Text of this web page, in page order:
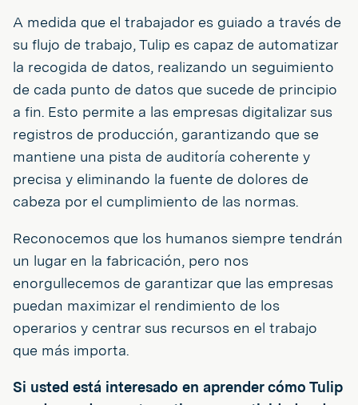
A medida que el trabajador es guiado a través de
su flujo de trabajo, Tulip es capaz de automatizar
la recogida de datos, realizando un seguimiento
de cada punto de datos que sucede de principio
a fin. Esto permite a las empresas digitalizar sus
registros de producción, garantizando que se
mantiene una pista de auditoría coherente y
precisa y eliminando la fuente de dolores de
cabeza por el cumplimiento de las normas.
Reconocemos que los humanos siempre tendrán
un lugar en la fabricación, pero nos
enorgullecemos de garantizar que las empresas
puedan maximizar el rendimiento de los
operarios y centrar sus recursos en el trabajo
que más importa.
Si usted está interesado en aprender cómo Tulip